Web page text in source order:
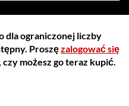
dla ograniczonej liczby
Proszęzalogować się
możesz go teraz kupić.